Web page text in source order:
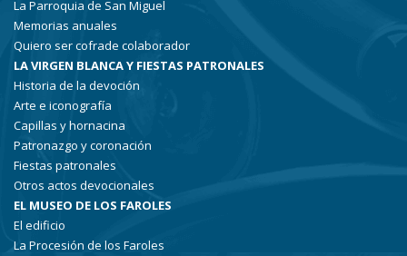
La Parroquia de San Miguel
Memorias anuales
Quiero ser cofrade colaborador
LA VIRGEN BLANCA Y FIESTAS PATRONALES
Historia de la devoción
Arte e iconografía
Capillas y hornacina
Patronazgo y coronación
Fiestas patronales
Otros actos devocionales
EL MUSEO DE LOS FAROLES
El edificio
La Procesión de los Faroles